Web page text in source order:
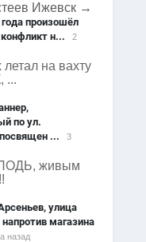
Ижевск →
произошёл
н...
2
на вахту
...
по ул.
...
3
живым
улица
магазина
назад